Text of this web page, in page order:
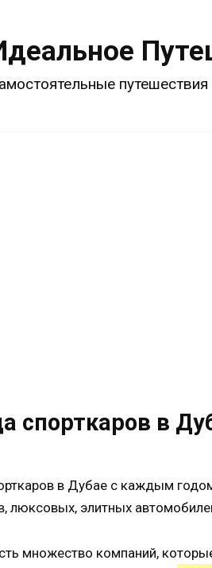
спорткаров в
в Дубае с каждым
люксовых, элитных
множество компаний,